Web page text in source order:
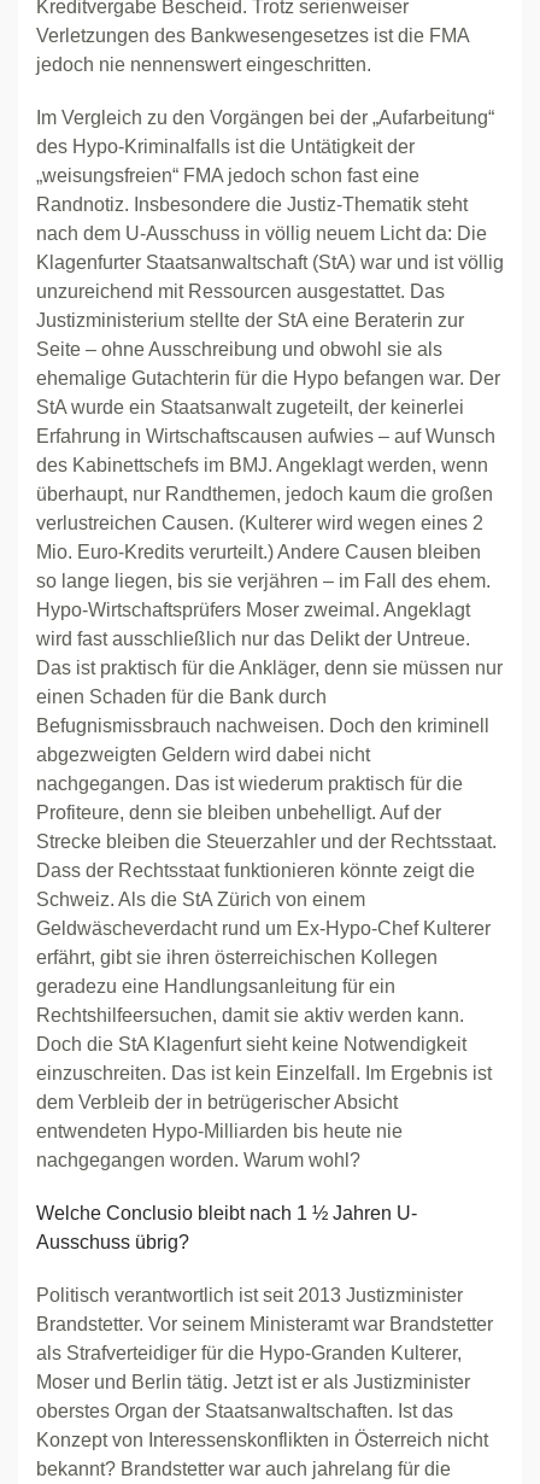
Kreditvergabe Bescheid. Trotz serienweiser
Verletzungen des Bankwesengesetzes ist die FMA
jedoch nie nennenswert eingeschritten.
Im Vergleich zu den Vorgängen bei der „Aufarbeitung“
des Hypo-Kriminalfalls ist die Untätigkeit der
„weisungsfreien“ FMA jedoch schon fast eine
Randnotiz. Insbesondere die Justiz-Thematik steht
nach dem U-Ausschuss in völlig neuem Licht da: Die
Klagenfurter Staatsanwaltschaft (StA) war und ist völlig
unzureichend mit Ressourcen ausgestattet. Das
Justizministerium stellte der StA eine Beraterin zur
Seite – ohne Ausschreibung und obwohl sie als
ehemalige Gutachterin für die Hypo befangen war. Der
StA wurde ein Staatsanwalt zugeteilt, der keinerlei
Erfahrung in Wirtschaftscausen aufwies – auf Wunsch
des Kabinettschefs im BMJ. Angeklagt werden, wenn
überhaupt, nur Randthemen, jedoch kaum die großen
verlustreichen Causen. (Kulterer wird wegen eines 2
Mio. Euro-Kredits verurteilt.) Andere Causen bleiben
so lange liegen, bis sie verjähren – im Fall des ehem.
Hypo-Wirtschaftsprüfers Moser zweimal. Angeklagt
wird fast ausschließlich nur das Delikt der Untreue.
Das ist praktisch für die Ankläger, denn sie müssen nur
einen Schaden für die Bank durch
Befugnismissbrauch nachweisen. Doch den kriminell
abgezweigten Geldern wird dabei nicht
nachgegangen. Das ist wiederum praktisch für die
Profiteure, denn sie bleiben unbehelligt. Auf der
Strecke bleiben die Steuerzahler und der Rechtsstaat.
Dass der Rechtsstaat funktionieren könnte zeigt die
Schweiz. Als die StA Zürich von einem
Geldwäscheverdacht rund um Ex-Hypo-Chef Kulterer
erfährt, gibt sie ihren österreichischen Kollegen
geradezu eine Handlungsanleitung für ein
Rechtshilfeersuchen, damit sie aktiv werden kann.
Doch die StA Klagenfurt sieht keine Notwendigkeit
einzuschreiten. Das ist kein Einzelfall. Im Ergebnis ist
dem Verbleib der in betrügerischer Absicht
entwendeten Hypo-Milliarden bis heute nie
nachgegangen worden. Warum wohl?
Welche Conclusio bleibt nach 1 ½ Jahren U-
Ausschuss übrig?
Politisch verantwortlich ist seit 2013 Justizminister
Brandstetter. Vor seinem Ministeramt war Brandstetter
als Strafverteidiger für die Hypo-Granden Kulterer,
Moser und Berlin tätig. Jetzt ist er als Justizminister
oberstes Organ der Staatsanwaltschaften. Ist das
Konzept von Interessenskonflikten in Österreich nicht
bekannt? Brandstetter war auch jahrelang für die